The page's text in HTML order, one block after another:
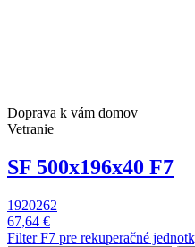
Doprava k vám domov
Vetranie
SF 500x196x40 F7
1920262
67,64 €
Filter F7 pre rekuperačné